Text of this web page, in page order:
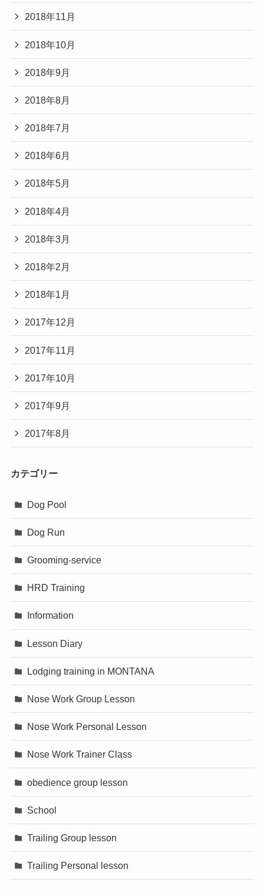
2018年11月
2018年10月
2018年9月
2018年8月
2018年7月
2018年6月
2018年5月
2018年4月
2018年3月
2018年2月
2018年1月
2017年12月
2017年11月
2017年10月
2017年9月
2017年8月
カテゴリー
Dog Pool
Dog Run
Grooming-service
HRD Training
Information
Lesson Diary
Lodging training in MONTANA
Nose Work Group Lesson
Nose Work Personal Lesson
Nose Work Trainer Class
obedience group lesson
School
Trailing Group lesson
Trailing Personal lesson